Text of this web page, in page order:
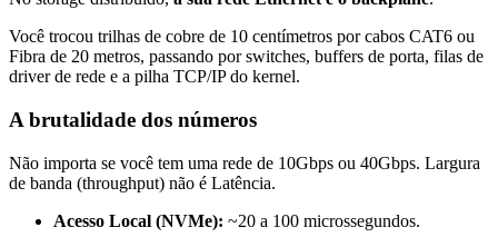
Você trocou trilhas de cobre de 10 centímetros por cabos CAT6 ou
Fibra de 20 metros, passando por switches, buffers de porta, filas de
driver de rede e a pilha TCP/IP do kernel.
A brutalidade dos números
Não importa se você tem uma rede de 10Gbps ou 40Gbps. Largura
de banda (throughput) não é Latência.
Acesso Local (NVMe): ~20 a 100 microssegundos.